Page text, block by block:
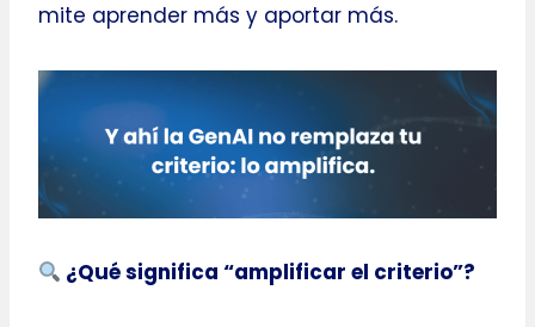
mite aprender más y aportar más.
¿Qué significa “amplificar el criterio”?